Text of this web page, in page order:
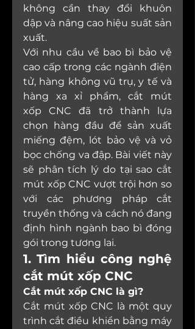
không cần thay đổi khuôn
dập và nâng cao hiệu suất sản
xuất.
Với nhu cầu về bao bì bảo vệ
cao cấp trong các ngành điện
tử, hàng không vũ trụ, y tế và
hàng xa xỉ phẩm, cắt mút
xốp CNC đã trở thành lựa
chọn hàng đầu để sản xuất
miếng đệm, lót bảo vệ và vỏ
bọc chống va đập. Bài viết này
sẽ phân tích lý do tại sao cắt
mút xốp CNC vượt trội hơn so
với các phương pháp cắt
truyền thống và cách nó đang
định hình ngành bao bì đóng
gói trong tương lai.
1. Tìm hiểu công nghệ
cắt mút xốp CNC
Cắt mút xốp CNC là gì?
Cắt mút xốp CNC là một quy
trình cắt điều khiển bằng máy